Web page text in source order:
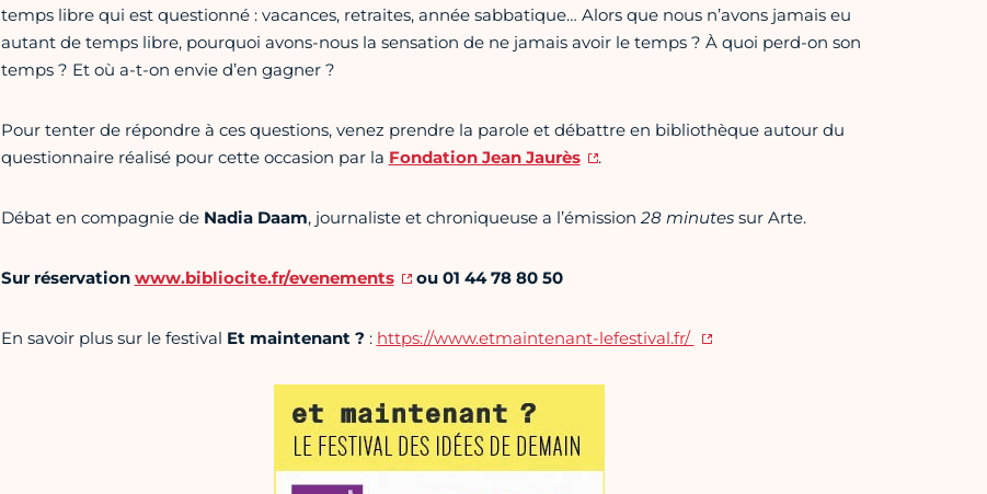
temps libre qui est questionné : vacances, retraites, année sabbatique… Alors que nous n’avons jamais eu
autant de temps libre, pourquoi avons-nous la sensation de ne jamais avoir le temps ? À quoi perd-on son
temps ? Et où a-t-on envie d’en gagner ?
Pour tenter de répondre à ces questions, venez prendre la parole et débattre en bibliothèque autour du
questionnaire réalisé pour cette occasion par la Fondation Jean Jaurès .
Débat en compagnie de Nadia Daam, journaliste et chroniqueuse a l’émission28 minutes sur Arte.
Sur réservation www.bibliocite.fr/evenements ou 01 44 78 80 50
En savoir plus sur le festival Et maintenant ? : https://www.etmaintenant-lefestival.fr/